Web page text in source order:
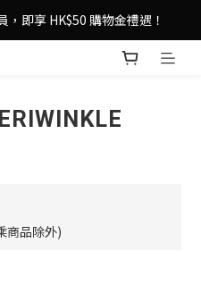
即享 HK$50 購物金禮遇！
即享 HK$50 購物金禮遇！
，購物從此更輕鬆自在！
商品除外)